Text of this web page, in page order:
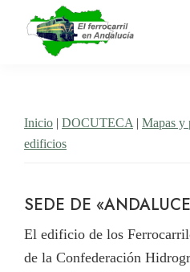
contenido
Andalucía
ferrocarril
en
Inicio | DOCUTECA | Mapas y
edificios
SEDE DE
El edificio de los
de la Confederación